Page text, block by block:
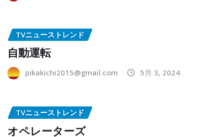
TVニューストレンド
自動運転
pikakichi2015@gmail.com 5月 3, 2024
TVニューストレンド
オペレーターズ